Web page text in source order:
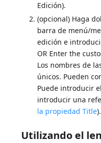
Edición).
(opcional) Haga
barra de menú/
edición e
OR Enter the
Los nombres de
únicos. Pueden
Puede introducir
introducir una
la propiedad Title).
Utilizando el